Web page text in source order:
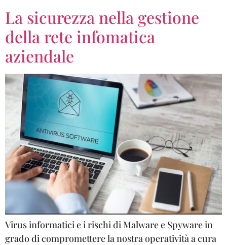
La sicurezza nella gestione
della rete infomatica
aziendale
Virus informatici e i rischi di Malware e Spyware in
grado di compromettere la nostra operatività a cura